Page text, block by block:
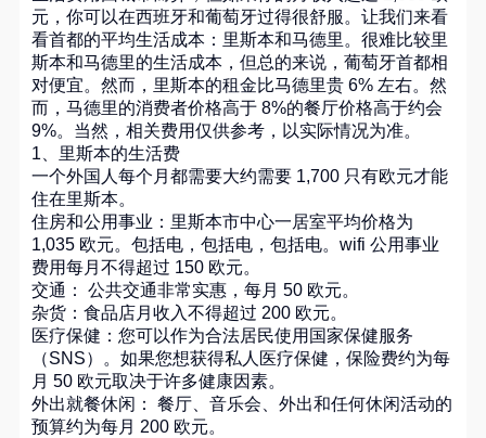
元，你可以在西班牙和葡萄牙过得很舒服。让我们来看
看首都的平均生活成本：里斯本和马德里。很难比较里
斯本和马德里的生活成本，但总的来说，葡萄牙首都相
对便宜。然而，里斯本的租金比马德里贵 6% 左右。然
而，马德里的消费者价格高于 8%的餐厅价格高于约会
9%。当然，相关费用仅供参考，以实际情况为准。
1、里斯本的生活费
一个外国人每个月都需要大约需要 1,700 只有欧元才能
住在里斯本。
住房和公用事业：里斯本市中心一居室平均价格为
1,035 欧元。包括电，包括电，包括电。wifi 公用事业
费用每月不得超过 150 欧元。
交通： 公共交通非常实惠，每月 50 欧元。
杂货：食品店月收入不得超过 200 欧元。
医疗保健：您可以作为合法居民使用国家保健服务
（SNS）。如果您想获得私人医疗保健，保险费约为每
月 50 欧元取决于许多健康因素。
外出就餐休闲： 餐厅、音乐会、外出和任何休闲活动的
预算约为每月 200 欧元。